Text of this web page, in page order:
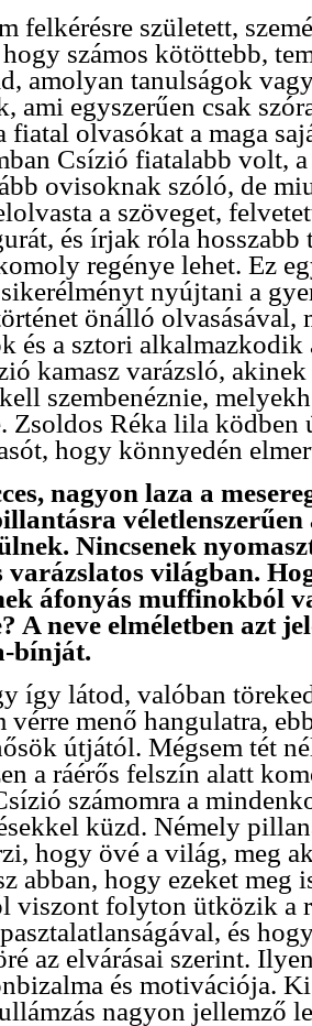
felkérésre született,
számos kötöttebb,
amolyan tanulságok
ami egyszerűen csak
fiatal olvasókat a maga
Csízió fiatalabb volt, a
ovisoknak szóló, de
a szöveget,
és írjak róla hosszabb
regénye lehet. Ez
nyújtani a
önálló olvasásával,
és a sztori
kamasz varázsló, akinek
szembenéznie,
Zsoldos Réka lila ködben
hogy könnyedén
nagyon laza a
Nincsenek
varázslatos világban.
áfonyás muffinokból
A neve elméletben azt
bínját.
így látod, valóban
vérre menő hangulatra,
útjától. Mégsem tét
a ráérős felszín alatt
számomra a
küzd. Némely
hogy övé a világ, meg
abban, hogy ezeket meg
viszont folyton ütközik a
és
az elvárásai szerint.
és motivációja.
nagyon jellemző